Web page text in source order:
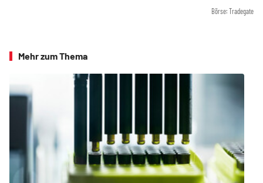
Börse: Tradegate
Mehr zum Thema